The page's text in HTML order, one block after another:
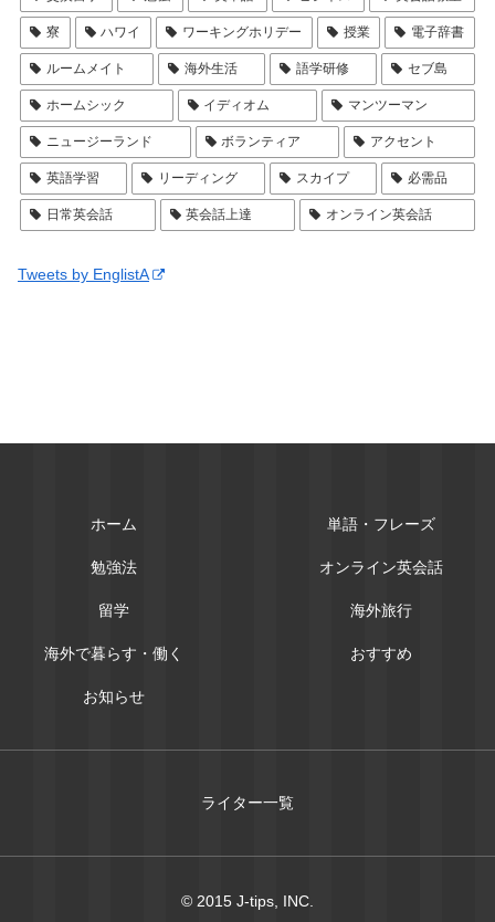
寮 ハワイ ワーキングホリデー 授業 電子辞書
ルームメイト 海外生活 語学研修 セブ島
ホームシック イディオム マンツーマン
ニュージーランド ボランティア アクセント
英語学習 リーディング スカイプ 必需品
日常英会話 英会話上達 オンライン英会話
Tweets by EnglistA
ホーム 単語・フレーズ
勉強法 オンライン英会話
留学 海外旅行
海外で暮らす・働く おすすめ
お知らせ
ライター一覧
© 2015 J-tips, INC.